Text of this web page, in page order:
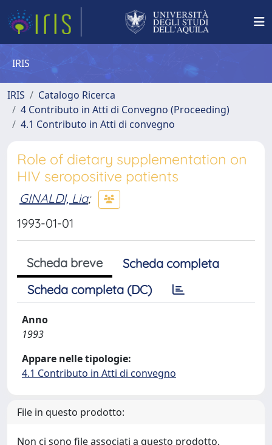
IRIS
IRIS
Catalogo Ricerca
4 Contributo in Atti di Convegno (Proceeding)
4.1 Contributo in Atti di convegno
Role of dietary supplementation on
HIV seropositive patients
GINALDI, Lia;
1993-01-01
Scheda breve
Scheda completa
Scheda completa (DC)
Anno
1993
Appare nelle tipologie:
4.1 Contributo in Atti di convegno
File in questo prodotto:
Non ci sono file associati a questo prodotto.